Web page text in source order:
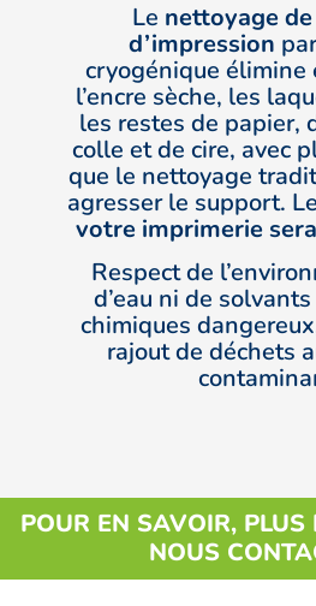
Le nettoyage
d’impression
cryogénique élimine
l’encre sèche, les
les restes de papier,
colle et de cire, avec
que le nettoyage
agresser le support. Le
votre imprimerie
Respect de
d’eau ni de
chimiques
rajout de déchets
POUR EN SAVOIR,
NOUS